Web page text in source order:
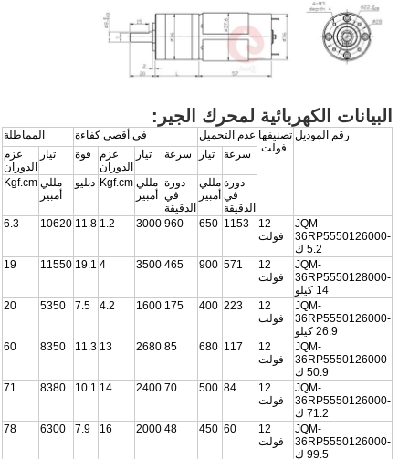
البيانات الكهربائية لمحرك الجير:
رقم الموديل تصنيفها
فولت.
عدم التحميل في أقصى كفاءة
المماطلة
سرعة
تيار سرعة تيار
عزم
الدوران
قوة تيار
عزم
الدوران
دورة
في
الدقيقة
مللي
أمبير
دورة
في
الدقيقة
مللي
أمبير
Kgf.cm دبليو
مللي
أمبير
Kgf.cm
JQM-
36RP5550126000-
5.2 ك
12
فولت
1153
650
960
3000
1.2
11.8
10620
6.3
JQM-
36RP5550128000-
14 كيلو
12
فولت
571
900
465
3500
4
19.1
11550
19
JQM-
36RP5550126000-
26.9 كيلو
12
فولت
223
400
175
1600
4.2
7.5
5350
20
JQM-
36RP5550126000-
50.9 ك
12
فولت
117
680
85
2680
13
11.3
8350
60
JQM-
36RP5550126000-
71.2 ك
12
فولت
84
500
70
2400
14
10.1
8380
71
JQM-
36RP5550126000-
99.5 ك
12
فولت
60
450
48
2000
16
7.9
6300
78